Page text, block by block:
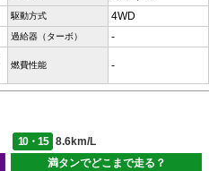
駆動方式 4WD
過給器（ターボ） -
燃費性能 -
10・15
8.6km/L
満タンでどこまで走る？